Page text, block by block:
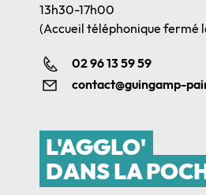
13h30-17h00
(Accueil téléphonique fermé
02 96 13 59 59
contact@guingamp-
L'AGGLO'
DANS LA